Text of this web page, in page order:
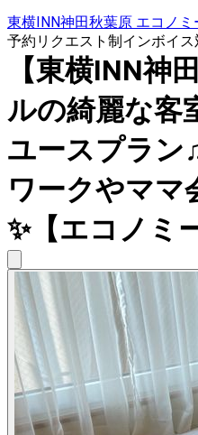
東横INN神田秋葉原 エコノミ
予約リクエスト制インボイス
【東横INN神
ルの綺麗な客
ユースプラン
ワークやママ
✨【エコノミ